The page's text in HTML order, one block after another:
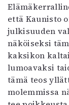
että Kaunisto
julkisuuden
näköiseksi
kaksikon
lumoavaksi
tämä teos
molemmissa